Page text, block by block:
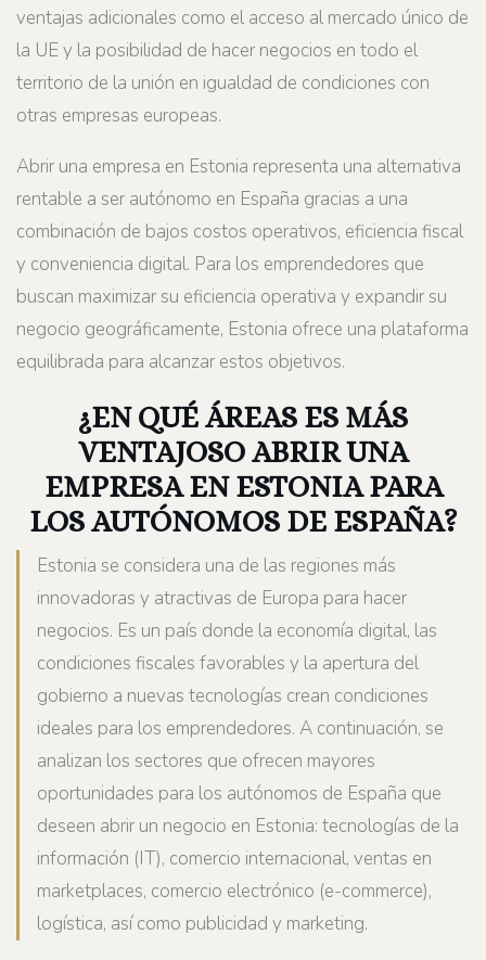
ventajas adicionales como el acceso al mercado único de
la UE y la posibilidad de hacer negocios en todo el
territorio de la unión en igualdad de condiciones con
otras empresas europeas.
Abrir una empresa en Estonia representa una alternativa
rentable a ser autónomo en España gracias a una
combinación de bajos costos operativos, eficiencia fiscal
y conveniencia digital. Para los emprendedores que
buscan maximizar su eficiencia operativa y expandir su
negocio geográficamente, Estonia ofrece una plataforma
equilibrada para alcanzar estos objetivos.
¿EN QUÉ ÁREAS ES MÁS
VENTAJOSO ABRIR UNA
EMPRESA EN ESTONIA PARA
LOS AUTÓNOMOS DE ESPAÑA?
Estonia se considera una de las regiones más
innovadoras y atractivas de Europa para hacer
negocios. Es un país donde la economía digital, las
condiciones fiscales favorables y la apertura del
gobierno a nuevas tecnologías crean condiciones
ideales para los emprendedores. A continuación, se
analizan los sectores que ofrecen mayores
oportunidades para los autónomos de España que
deseen abrir un negocio en Estonia: tecnologías de la
información (IT), comercio internacional, ventas en
marketplaces, comercio electrónico (e-commerce),
logística, así como publicidad y marketing.